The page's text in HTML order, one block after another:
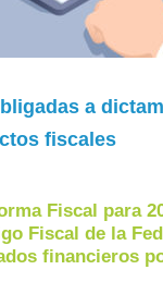
a
fiscales
Fiscal para
Fiscal de la
financieros